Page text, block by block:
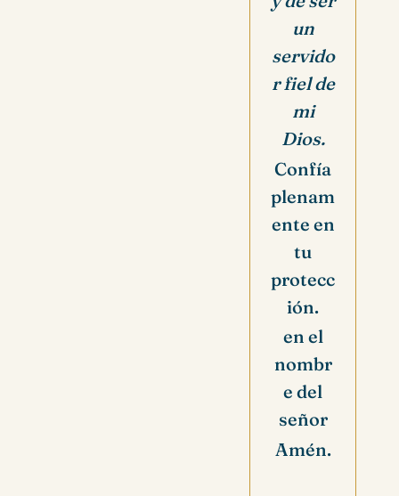
un
servido
r fiel de
mi
Dios.
Confía
plenam
ente en
tu
protecc
ión.
en el
nombr
e del
señor
Amén.